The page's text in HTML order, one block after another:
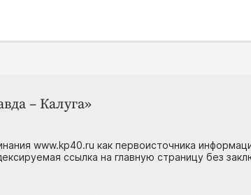
– Калуга»
www.kp40.ru как первоисточника
ссылка на главную страницу без